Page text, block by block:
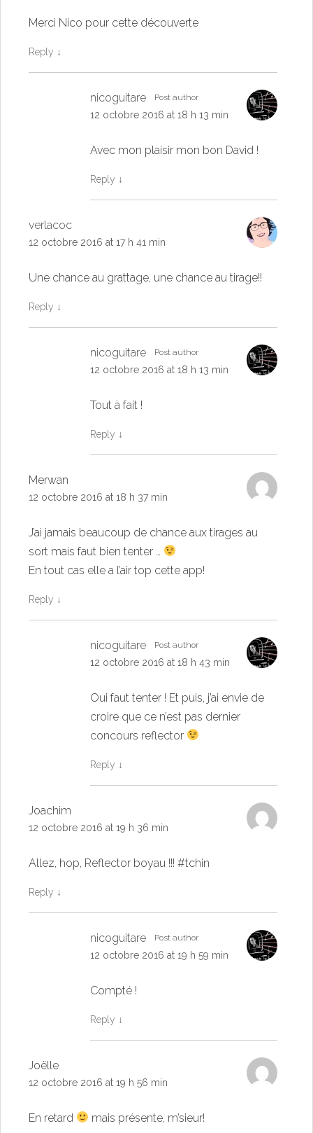
Merci Nico pour cette découverte
Reply ↓
nicoguitare Post author
12 octobre 2016 at 18 h 13 min
Avec mon plaisir mon bon David !
Reply ↓
verlacoc
12 octobre 2016 at 17 h 41 min
Une chance au grattage, une chance au tirage!!
Reply ↓
nicoguitare Post author
12 octobre 2016 at 18 h 13 min
Tout à fait !
Reply ↓
Merwan
12 octobre 2016 at 18 h 37 min
J’ai jamais beaucoup de chance aux tirages au
sort mais faut bien tenter …
En tout cas elle a l’air top cette app!
Reply ↓
nicoguitare Post author
12 octobre 2016 at 18 h 43 min
Oui faut tenter ! Et puis, j’ai envie de
croire que ce n’est pas dernier
concours reflector
Reply ↓
Joachim
12 octobre 2016 at 19 h 36 min
Allez, hop, Reflector boyau !!! #tchin
Reply ↓
nicoguitare Post author
12 octobre 2016 at 19 h 59 min
Compté !
Reply ↓
Joëlle
12 octobre 2016 at 19 h 56 min
En retard mais présente, m’sieur!